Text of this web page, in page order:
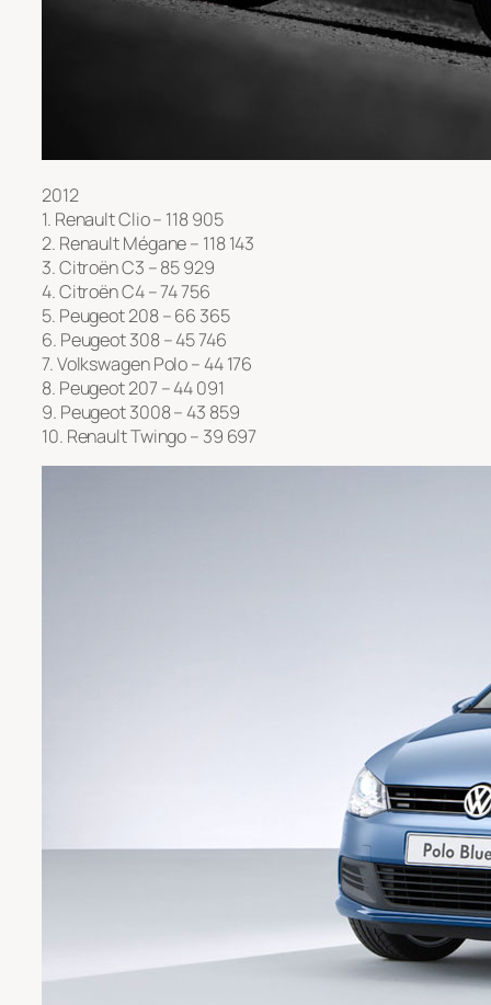
2012
1. Renault Clio – 118 905
2. Renault Mégane – 118 143
3. Citroën C3 – 85 929
4. Citroën C4 – 74 756
5. Peugeot 208 – 66 365
6. Peugeot 308 – 45 746
7. Volkswagen Polo – 44 176
8. Peugeot 207 – 44 091
9. Peugeot 3008 – 43 859
10. Renault Twingo – 39 697